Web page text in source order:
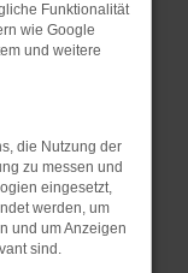
Stand
ein
dazu
nicht mehr
Funktionalität
wie Google
und weitere
die Nutzung der
zu messen und
eingesetzt,
werden, um
und um Anzeigen
sind.